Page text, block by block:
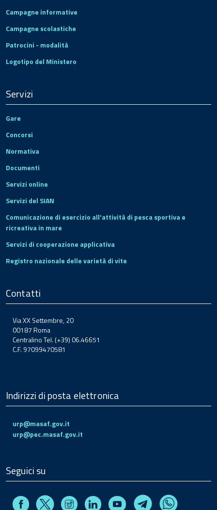
Campagne informative
Campagne scolastiche
Patrocini - modalità
Logotipo del Ministero
Servizi
Gare
Concorsi
Normativa
Documenti
Servizi online
Servizi del SIAN
Comunicazione di esercizio all'attività di pesca sportiva e
ricreativa in mare
Servizi di cooperazione applicativa
Registro nazionale delle varietà di vite
Contatti
Via XX Settembre, 20
00187 Roma
Centralino Tel. (+39) 06.46651
C.F. 97099470581
Indirizzi di posta elettronica
urp@masaf.gov.it
urp@pec.masaf.gov.it
Seguici su
FacebookX InstagramLinkedin Youtube TelegramWhatsapp